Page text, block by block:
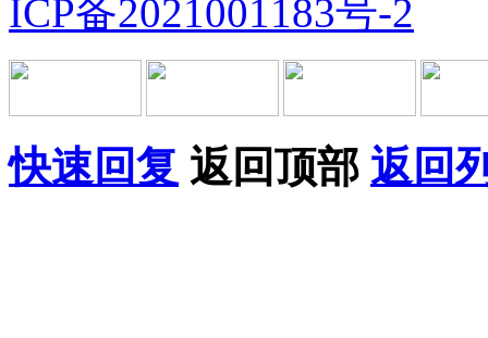
ICP备2021001183号-2
快速回复 返回顶部 返回